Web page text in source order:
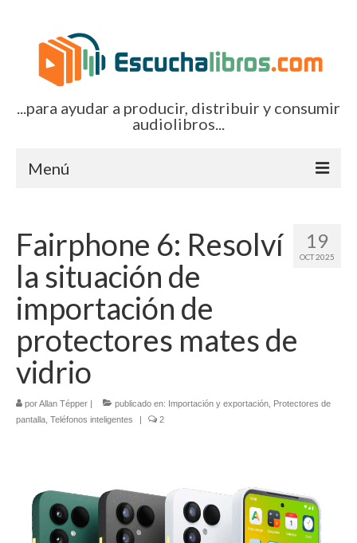
...para ayudar a producir, distribuir y consumir
audiolibros...
Menú
Artículos (todos)
Boletines por correo-e
Glosariocastellano.com
EditorialTecnoTur.com
Contacto (vía TecnoTur)
19
OCT 2025
Fairphone 6: Resolví
la situación de
importación de
protectores mates de
vidrio
porAllan Tépper publicado en: Importación y exportación
Protectores de
pantalla Teléfonos inteligentes 2